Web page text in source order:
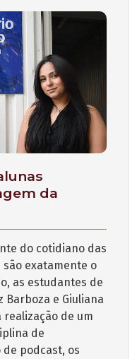
da
do cotidiano das
são exatamente o
as estudantes de
Barboza e Giuliana
de um
de
podcast, os